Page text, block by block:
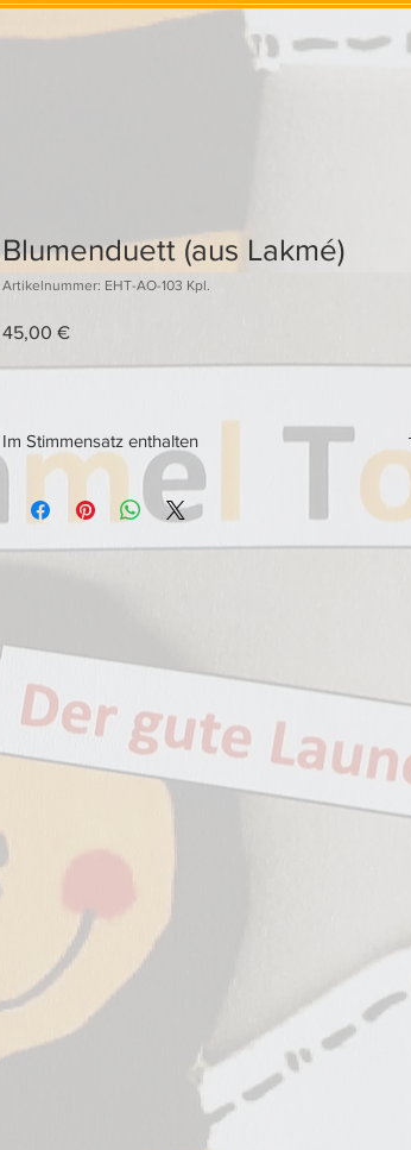
Blumenduett (aus Lakmé)
Artikelnummer: EHT-AO-103 Kpl.
45,00 €Preis
Im Stimmensatz enthalten
Zwei Melodieinstrumente in C (hoch & tief),B,Es und C
(Bassschlüssel) und grosses Akkordeonorchester
1* Solo 2 in C (hoch)
1* Solo 2 in C (tief)
1* Solo 2 in B
1* Solo 2 in Es
1* Solo 2 in C (Bass-Schlüssel)
3-mal Akkordeon 1
3-mal Easy
1-mal Keyboard / Elec.
1-mal Klavier
2-mal Begleitung
2-mal Bass
1-mal Pauke
1-mal Drums